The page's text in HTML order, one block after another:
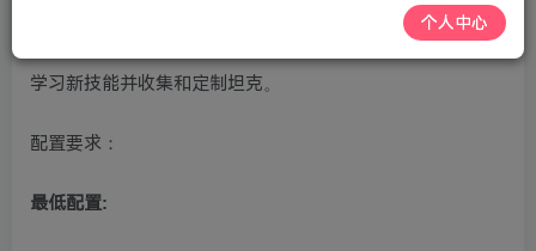
素的动作JRPG。加入孤独的猎人 Talis，在与怪物和机器人
敌人的复仇战争中寻找盟友。当您穿越满目疮痍的世界时，
学习新技能并收集和定制坦克。
配置要求：
最低配置:
个人中心